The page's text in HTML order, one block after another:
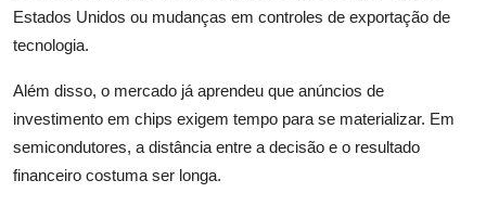
Estados Unidos ou mudanças em controles de exportação de
tecnologia.
Além disso, o mercado já aprendeu que anúncios de
investimento em chips exigem tempo para se materializar. Em
semicondutores, a distância entre a decisão e o resultado
financeiro costuma ser longa.